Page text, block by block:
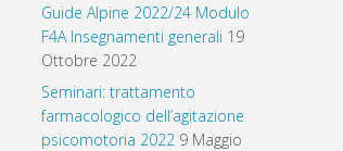
Guide Alpine 2022/24 Modulo
F4A Insegnamenti generali 19
Ottobre 2022
Seminari: trattamento
farmacologico dell’agitazione
psicomotoria 2022 9 Maggio